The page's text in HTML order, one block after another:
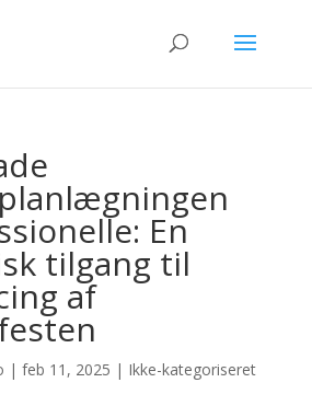
En
tilgang til
af
| feb 11, 2025 | Ikke-kategoriseret